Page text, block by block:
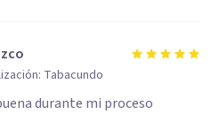
Tabacundo
durante mi proceso